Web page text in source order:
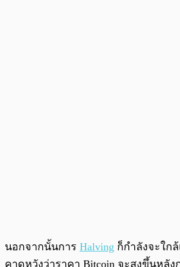
นอกจากนั้นการ Halving ก็กำลังจะใก
คาดหวังว่าราคา Bitcoin จะสูงขึ้นหลัง